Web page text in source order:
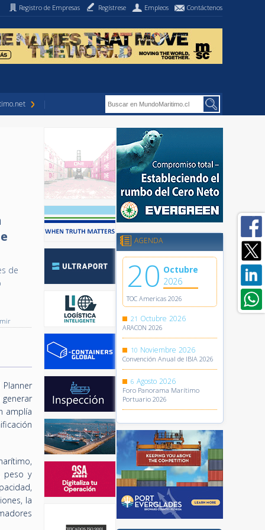
Registro de Empresas Regístrese Empleos Contáctenos
de
amplía
peso y
la
AGENDA
20 Octubre
2026
TOC Americas 2026
21 Octubre 2026
ARACON 2026
10 Noviembre 2026
Convención Anual de IBIA 2026
6 Agosto 2026
Foro Panorama Marítimo
Portuario 2026